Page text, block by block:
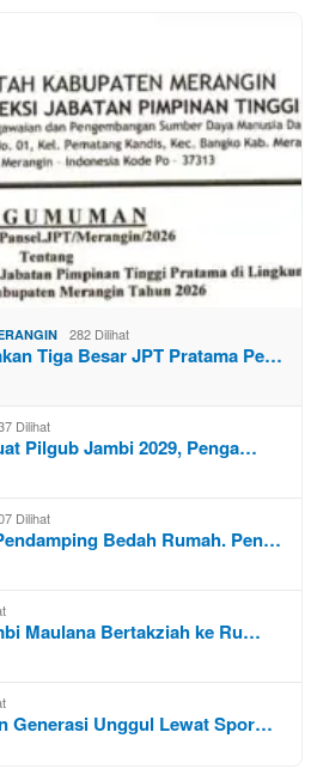
282 Dilihat
Tiga Besar JPT Pratama Pe…
Dilihat
Pilgub Jambi 2029, Penga…
Dilihat
Bedah Rumah. Pen…
Maulana Bertakziah ke Ru…
Generasi Unggul Lewat Spor…